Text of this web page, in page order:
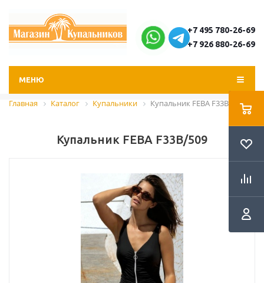
+7 495 780-26-69
+7 926 880-26-69
МЕНЮ
Главная Каталог Купальники Купальник FEBA F33B/509
Купальник FEBA F33B/509